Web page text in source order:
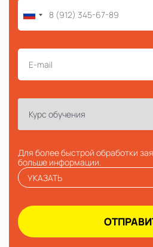
Для более быстрой обработки
больше информации.
УКАЗАТЬ